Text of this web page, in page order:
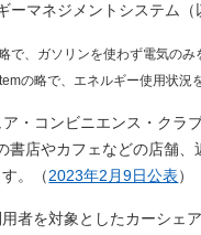
ーマネジメントシステム
、ガソリンを使わず電気のみ
の略で、エネルギー使用状況
・コンビニエンス・クラ
店やカフェなどの店舗
。（2023年2月9日公表）
者を対象としたカーシェ